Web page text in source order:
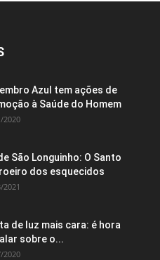
Azul tem ações de
à Saúde do Homem
2020
São Longuinho: O Santo
dos esquecidos
2021
de luz mais cara: é hora
sobre o...
2020